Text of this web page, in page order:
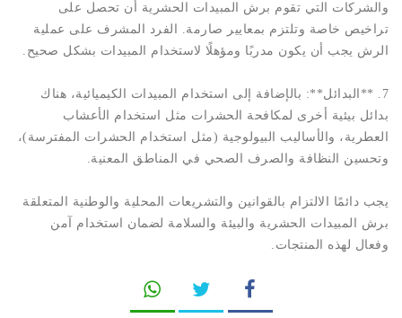
والشركات التي تقوم برش المبيدات الحشرية أن تحصل على
تراخيص خاصة وتلتزم بمعايير صارمة. الفرد المشرف على عملية
الرش يجب أن يكون مدربًا ومؤهلًا لاستخدام المبيدات بشكل صحيح.
7. **البدائل**: بالإضافة إلى استخدام المبيدات الكيميائية، هناك
بدائل بيئية أخرى لمكافحة الحشرات مثل استخدام الأعشاب
العطرية، والأساليب البيولوجية (مثل استخدام الحشرات المفترسة)،
وتحسين النظافة والصرف الصحي في المناطق المعنية.
يجب دائمًا الالتزام بالقوانين والتشريعات المحلية والوطنية المتعلقة
برش المبيدات الحشرية والبيئة والسلامة لضمان استخدام آمن
وفعال لهذه المنتجات.